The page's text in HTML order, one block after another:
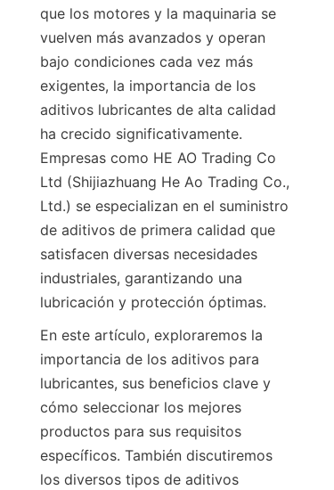
que los motores y la maquinaria se
vuelven más avanzados y operan
bajo condiciones cada vez más
exigentes, la importancia de los
aditivos lubricantes de alta calidad
ha crecido significativamente.
Empresas como HE AO Trading Co
Ltd (Shijiazhuang He Ao Trading Co.,
Ltd.) se especializan en el suministro
de aditivos de primera calidad que
satisfacen diversas necesidades
industriales, garantizando una
lubricación y protección óptimas.
En este artículo, exploraremos la
importancia de los aditivos para
lubricantes, sus beneficios clave y
cómo seleccionar los mejores
productos para sus requisitos
específicos. También discutiremos
los diversos tipos de aditivos